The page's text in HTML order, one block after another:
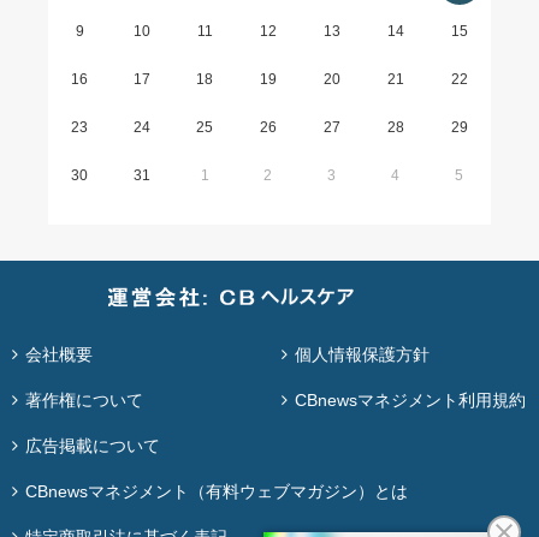
9 10 11 12 13 14 15
16 17 18 19 20 21 22
23 24 25 26 27 28 29
30 31 1 2 3 4 5
会社概要 個人情報保護方針
著作権について CBnewsマネジメント利用規約
広告掲載について
CBnewsマネジメント（有料ウェブマガジン）とは